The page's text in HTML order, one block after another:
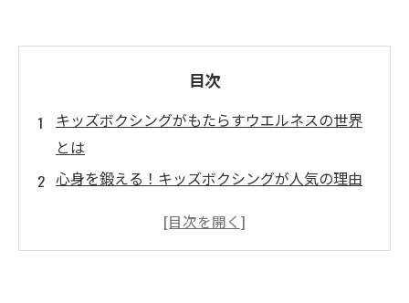
目次
キッズボクシングがもたらすウエルネスの世界
とは
心身を鍛える！キッズボクシングが人気の理由
自己防衛だけじゃない！キッズボクシングの多